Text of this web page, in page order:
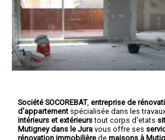
Société SOCOREBAT, entreprise de
d'appartement spécialisée dans les
intérieurs et extérieurstout corps d'etats
Mutigney dans le Jura vous offre ses
rénovation immobilière de maisons à